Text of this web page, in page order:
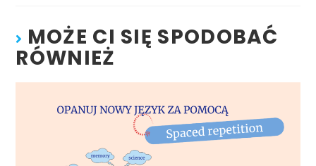
MOŻE CI SIĘ SPODOBAĆ
RÓWNIEŻ